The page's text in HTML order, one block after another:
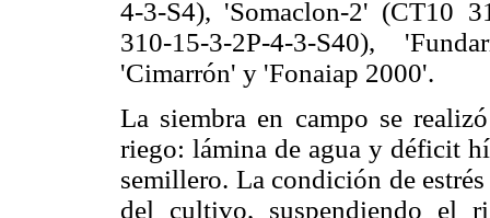
4-3-S4), 'Somaclon-2' (CT10
310-15-3-2P-4-3-S40),
'Cimarrón' y 'Fonaiap 2000'.
La siembra en campo se
riego: lámina de agua y déficit
semillero. La condición de
del cultivo, suspendiendo el